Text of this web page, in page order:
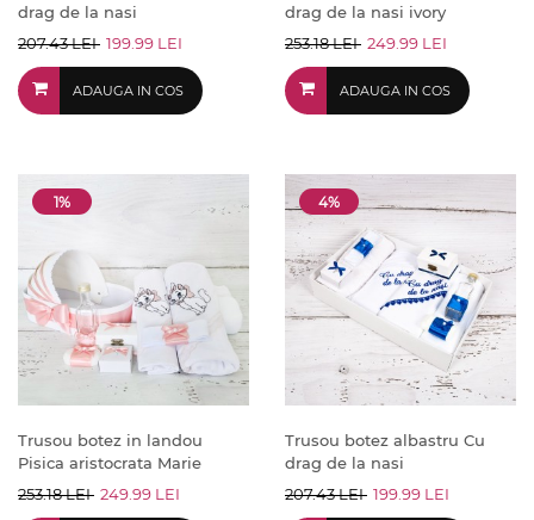
drag de la nasi
207.43 LEI 199.99 LEI
ADAUGA IN COS
drag de la nasi ivory
253.18 LEI 249.99 LEI
ADAUGA IN COS
1%
Trusou botez in landou
Pisica aristocrata Marie
253.18 LEI 249.99 LEI
4%
Trusou botez albastru Cu
drag de la nasi
207.43 LEI 199.99 LEI